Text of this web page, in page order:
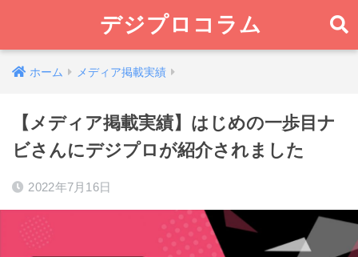
デジプロコラム
ホーム メディア掲載実績
【メディア掲載実績】はじめの一歩目ナ
ビさんにデジプロが紹介されました
2022年7月16日